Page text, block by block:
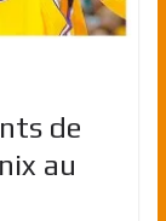
de
au